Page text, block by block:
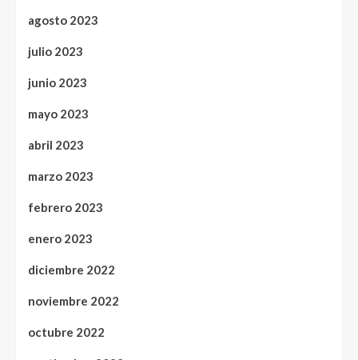
agosto 2023
julio 2023
junio 2023
mayo 2023
abril 2023
marzo 2023
febrero 2023
enero 2023
diciembre 2022
noviembre 2022
octubre 2022